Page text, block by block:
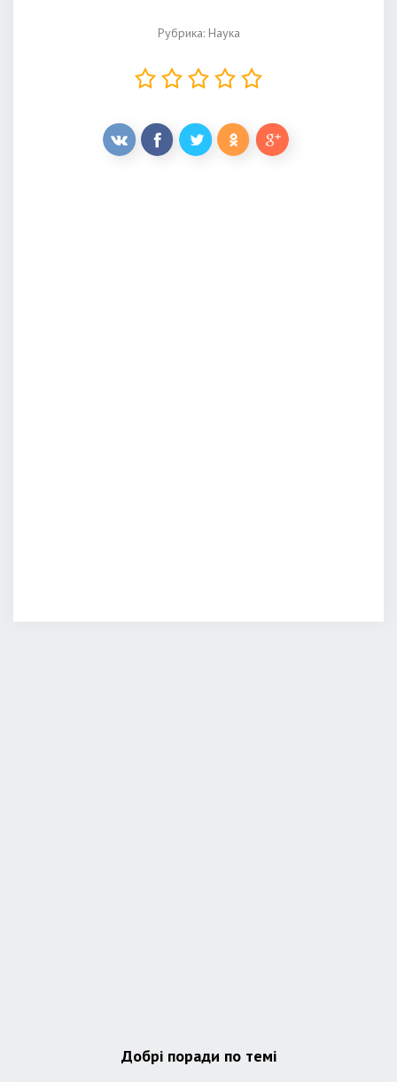
Рубрика: Наука
Добрі поради по темі